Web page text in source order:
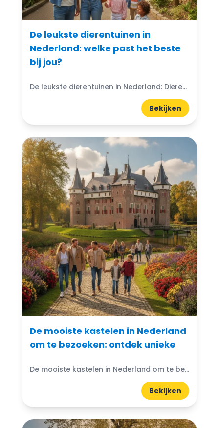
De leukste dierentuinen in
Nederland: welke past het beste
bij jou?
De leukste dierentuinen in Nederland: Dierentuinen in Nederland zijn echte trekpleisters voor jong en oud. Ze bieden niet alleen de kans om exotische dieren van dichtbij te zien, maar ook...
Bekijken
De mooiste kastelen in Nederland
om te bezoeken: ontdek unieke
De mooiste kastelen in Nederland om te bezoeken: Denk je ooit aan de magische wereld van kastelen? Nederland heeft prachtige kastelen die wachten om ontdekt te worden. Van imposante torens...
Bekijken